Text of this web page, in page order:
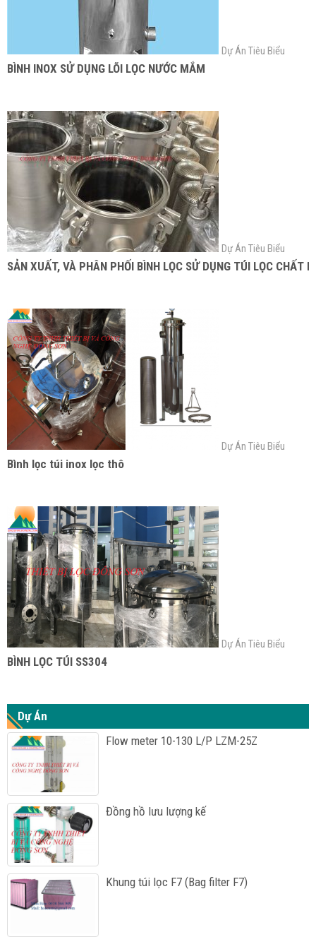
Dự Án Tiêu Biểu
BÌNH INOX SỬ DỤNG LÕI LỌC NƯỚC MẮM
Dự Án Tiêu Biểu
SẢN XUẤT, VÀ PHÂN PHỐI BÌNH LỌC SỬ DỤNG TÚI LỌC CHẤT
Dự Án Tiêu Biểu
Bình lọc túi inox lọc thô
Dự Án Tiêu Biểu
BÌNH LỌC TÚI SS304
Dự Án
Flow meter 10-130 L/P LZM-25Z
Đồng hồ lưu lượng kế
Khung túi lọc F7 (Bag filter F7)